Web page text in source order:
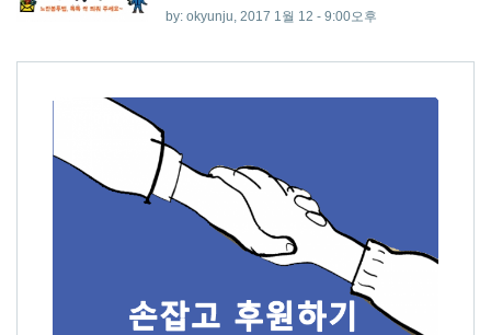
by: okyunju, 2017 1월 12 - 9:00오후